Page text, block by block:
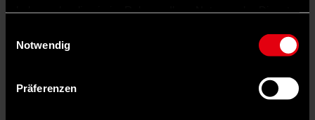
Notwendig
Präferenzen